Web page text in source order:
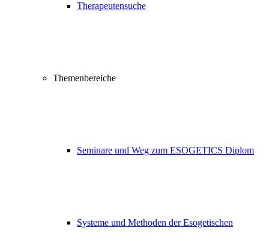
Therapeutensuche
Themenbereiche
Seminare und Weg zum ESOGETICS Diplom
Systeme und Methoden der Esogetischen